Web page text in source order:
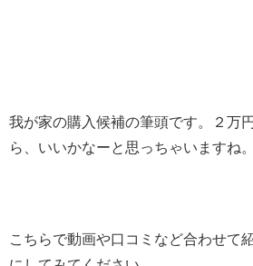
我が家の購入候補の筆頭です。２万
ら、いいかなーと思っちゃいますね。
こちらで動画や口コミなど合わせて